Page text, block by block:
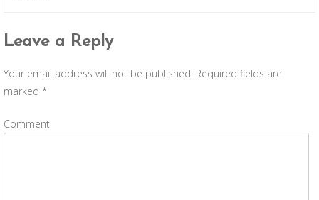
Leave a Reply
Your email address will not be published. Required fields are
marked *
Comment